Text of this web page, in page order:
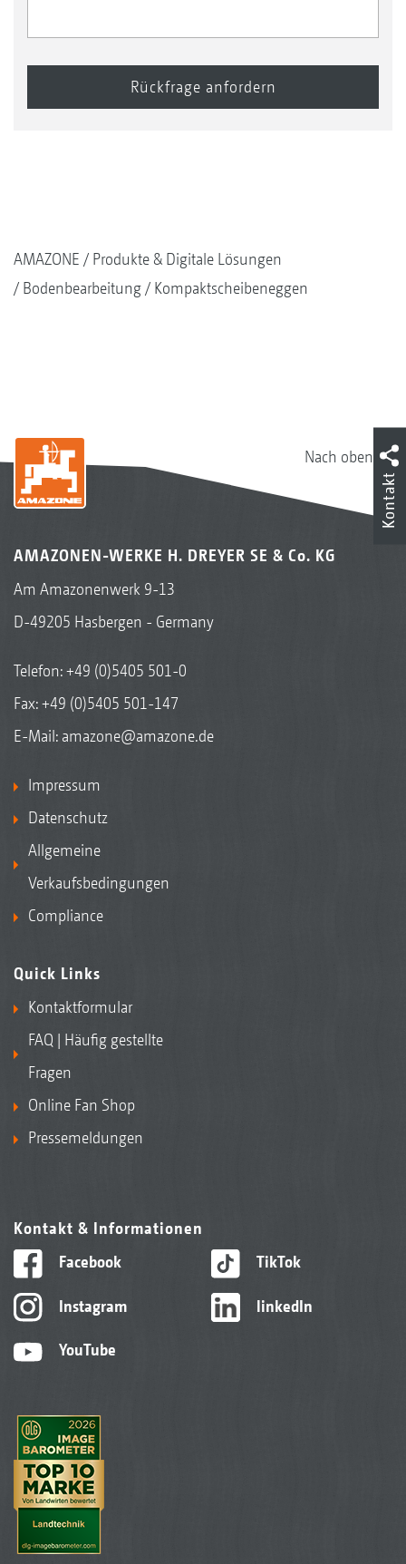
AMAZONE
Produkte & Digitale Lösungen
Bodenbearbeitung
Kompaktscheibeneggen
Nach oben
AMAZONEN-WERKE H. DREYER SE & Co. KG
Am Amazonenwerk 9-13
D-49205 Hasbergen - Germany
Telefon:+49 (0)5405 501-0
Fax: +49 (0)5405 501-147
E-Mail: amazone@amazone.de
Impressum
Datenschutz
Allgemeine
Verkaufsbedingungen
Compliance
Quick Links
Kontaktformular
FAQ | Häufig gestellte
Fragen
Online Fan Shop
Pressemeldungen
Kontakt & Informationen
Facebook
Instagram
YouTube
TikTok
linkedIn
Kontakt